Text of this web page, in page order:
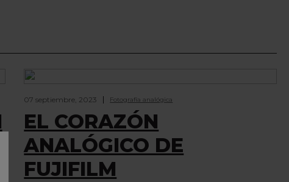
07 septiembre, 2023 Fotografía analógica
EL CORAZÓN
ANALÓGICO DE
FUJIFILM